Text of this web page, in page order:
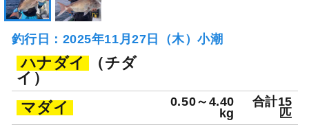
釣行日：2025年11月27日（木）小潮
ハナダイ
（チダ
イ）
マダイ
0.50～4.40
kg
合計15
匹